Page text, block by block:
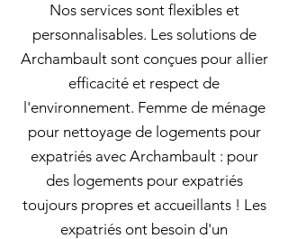
Nos services sont flexibles et
personnalisables. Les solutions de
Archambault sont conçues pour allier
efficacité et respect de
l'environnement. Femme de ménage
pour nettoyage de logements pour
expatriés avec Archambault : pour
des logements pour expatriés
toujours propres et accueillants ! Les
expatriés ont besoin d'un